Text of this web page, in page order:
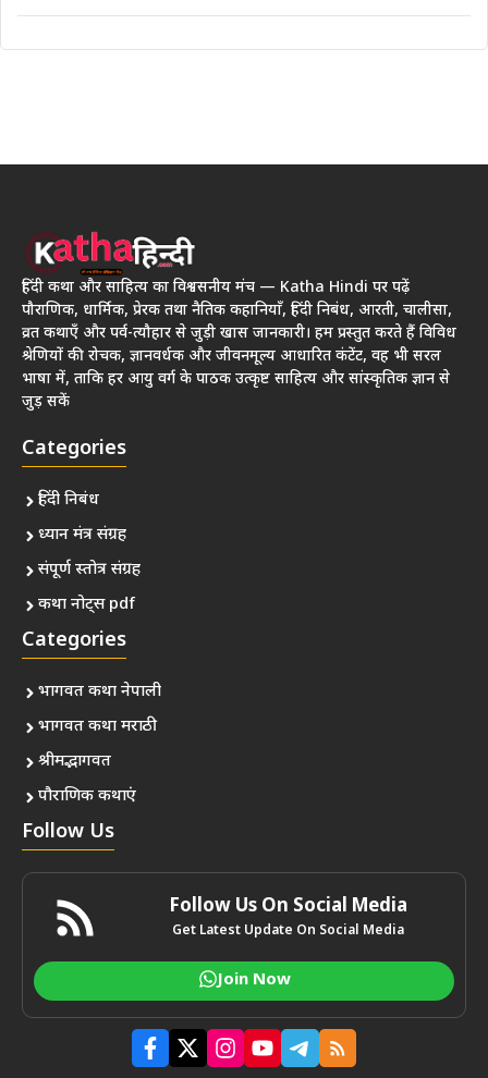
हिंदी कथा और साहित्य का विश्वसनीय मंच — Katha Hindi पर पढ़ें
पौराणिक, धार्मिक, प्रेरक तथा नैतिक कहानियाँ, हिंदी निबंध, आरती, चालीसा,
व्रत कथाएँ और पर्व-त्यौहार से जुड़ी खास जानकारी। हम प्रस्तुत करते हैं विविध
श्रेणियों की रोचक, ज्ञानवर्धक और जीवनमूल्य आधारित कंटेंट, वह भी सरल
भाषा में, ताकि हर आयु वर्ग के पाठक उत्कृष्ट साहित्य और सांस्कृतिक ज्ञान से
जुड़ सकें
Categories
हिंदी निबंध
ध्यान मंत्र संग्रह
संपूर्ण स्तोत्र संग्रह
कथा नोट्स pdf
Categories
भागवत कथा नेपाली
भागवत कथा मराठी
श्रीमद्भागवत
पौराणिक कथाएं
Follow Us
Follow Us On Social Media
Get Latest Update On Social Media
Join Now